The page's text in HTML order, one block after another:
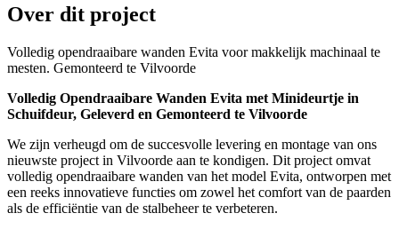
Over dit project
Volledig opendraaibare wanden Evita voor makkelijk machinaal te
mesten. Gemonteerd te Vilvoorde
Volledig Opendraaibare Wanden Evita met Minideurtje in
Schuifdeur, Geleverd en Gemonteerd te Vilvoorde
We zijn verheugd om de succesvolle levering en montage van ons
nieuwste project in Vilvoorde aan te kondigen. Dit project omvat
volledig opendraaibare wanden van het model Evita, ontworpen met
een reeks innovatieve functies om zowel het comfort van de paarden
als de efficiëntie van de stalbeheer te verbeteren.